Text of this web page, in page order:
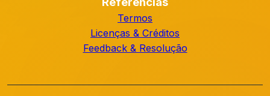
Termos
Licenças & Créditos
Feedback & Resolução